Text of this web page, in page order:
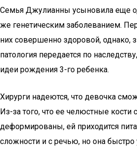
Семья Джулианны усыновила еще
же генетическим заболеванием.
них совершенно здоровой, однако,
патология передается по
идеи рождения 3-го ребенка.
Хирурги надеются, что девочка
Из-за того, что ее челюстные кости
деформированы, ей приходится
сложности и с речью, но она быстро